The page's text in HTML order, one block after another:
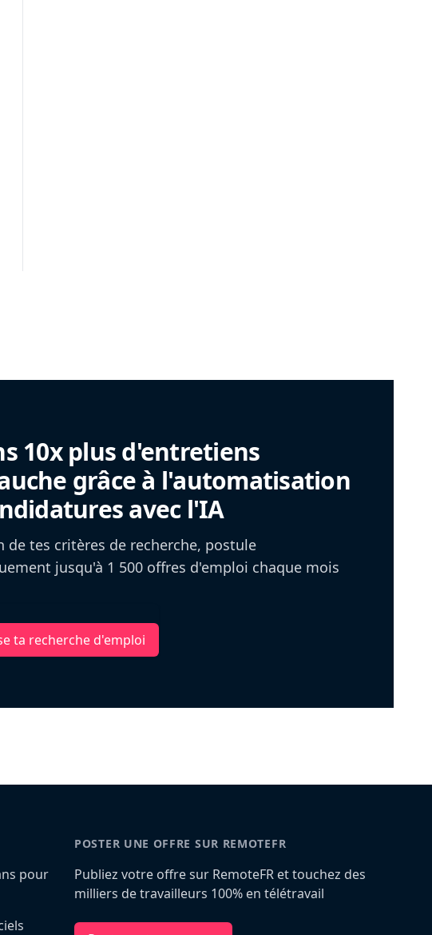
10x plus d'entretiens
grâce à l'automatisation
avec l'IA
de tes critères de recherche, postule
jusqu'à 1 500 offres d'emploi chaque mois
ta recherche d'emploi
pour
POSTER UNE OFFRE SUR REMOTEFR
Publiez votre offre sur RemoteFR et touchez des
milliers de travailleurs 100% en télétravail